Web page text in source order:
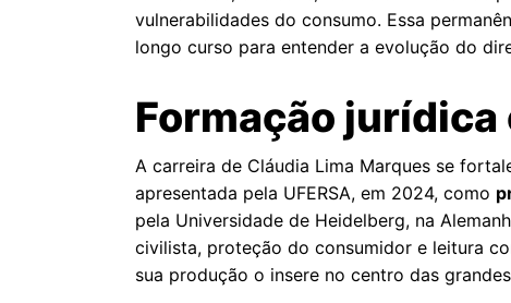
vulnerabilidades do consumo. Essa
longo curso para entender a evolução do
Formação
A carreira de Cláudia Lima Marques se
apresentada pela UFERSA, em 2024, como
pela Universidade de Heidelberg, na
civilista, proteção do consumidor e leitura
sua produção o insere no centro das